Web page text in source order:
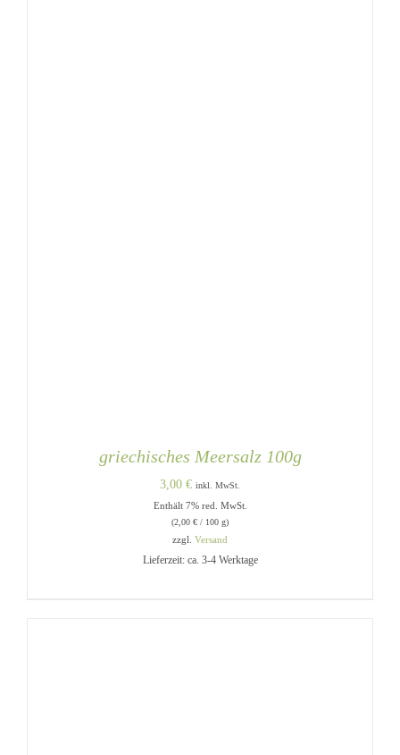
griechisches Meersalz 100g
3,00 € inkl. MwSt.
Enthält 7% red. MwSt.
(2,00 € / 100 g)
zzgl. Versand
Lieferzeit: ca. 3-4 Werktage